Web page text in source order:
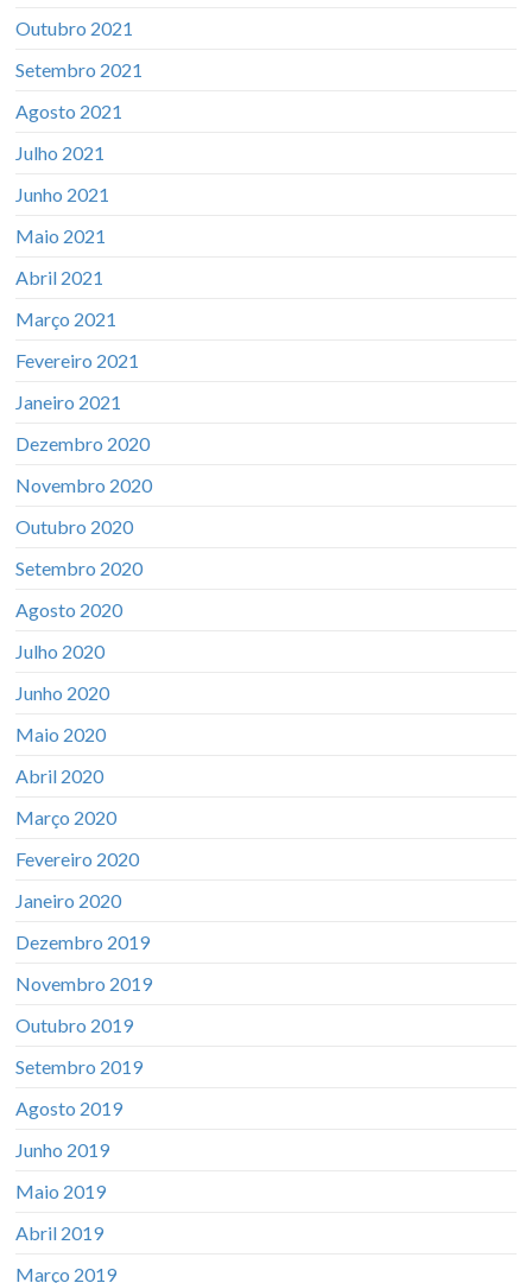
Outubro 2021
Setembro 2021
Agosto 2021
Julho 2021
Junho 2021
Maio 2021
Abril 2021
Março 2021
Fevereiro 2021
Janeiro 2021
Dezembro 2020
Novembro 2020
Outubro 2020
Setembro 2020
Agosto 2020
Julho 2020
Junho 2020
Maio 2020
Abril 2020
Março 2020
Fevereiro 2020
Janeiro 2020
Dezembro 2019
Novembro 2019
Outubro 2019
Setembro 2019
Agosto 2019
Junho 2019
Maio 2019
Abril 2019
Março 2019